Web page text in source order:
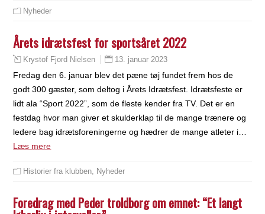
Nyheder
Årets idrætsfest for sportsåret 2022
Krystof Fjord Nielsen 13. januar 2023
Fredag den 6. januar blev det pæne tøj fundet frem hos de
godt 300 gæster, som deltog i Årets Idrætsfest. Idrætsfeste er
lidt ala “Sport 2022”, som de fleste kender fra TV. Det er en
festdag hvor man giver et skulderklap til de mange trænere og
ledere bag idrætsforeningerne og hædrer de mange atleter i…
Læs mere
Historier fra klubben Nyheder
Foredrag med Peder troldborg om emnet: “Et langt